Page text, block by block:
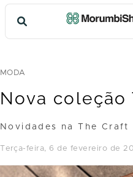
MODA
Nova coleção
Novidades na The Craft
terça-feira, 6 de fevereiro de